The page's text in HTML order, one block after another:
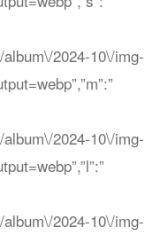
2024-10\/img-
2024-10\/img-
2024-10\/img-